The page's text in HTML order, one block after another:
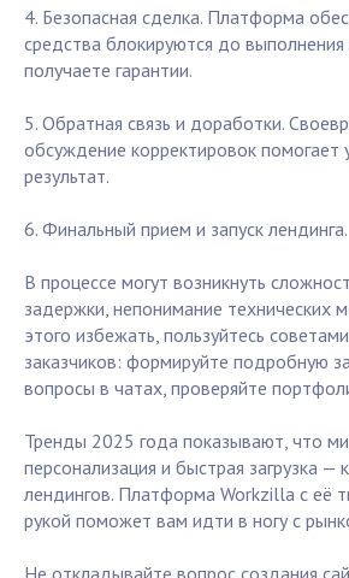
4. Безопасная сделка. Платформа
средства блокируются до
получаете гарантии.
5. Обратная связь и доработки.
обсуждение корректировок помогает
результат.
6. Финальный прием и запуск лендинга.
В процессе могут возникнуть
задержки, непонимание технических
этого избежать, пользуйтесь
заказчиков: формируйте подробную
вопросы в чатах, проверяйте
Тренды 2025 года показывают, что
персонализация и быстрая загрузка —
лендингов. Платформа Workzilla с её
рукой поможет вам идти в ногу с